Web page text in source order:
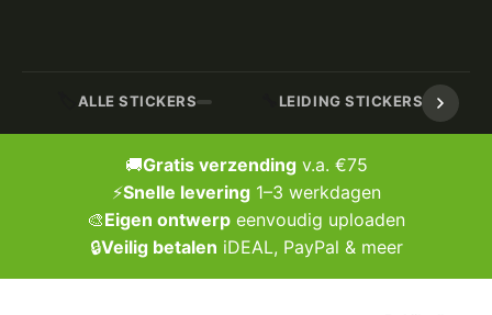
ALLE STICKERS LEIDING STICKERS /
🚚Gratis verzendingv.a. €75
⚡Snelle levering1–3 werkdagen
🎨Eigen ontwerp eenvoudig uploaden
🔒Veilig betalen iDEAL, PayPal & meer